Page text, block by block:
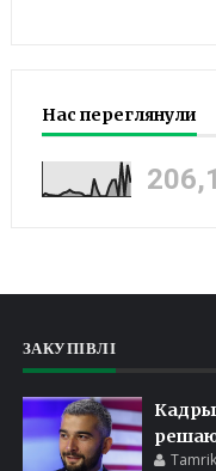
Нас переглянули
ЗАКУПІВЛІ
Кадры